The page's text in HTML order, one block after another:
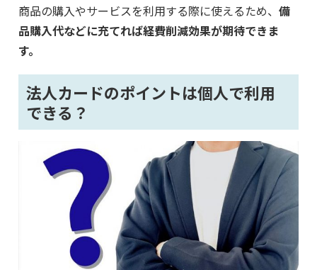
商品の購入やサービスを利用する際に使えるため、 備
品購入代などに充てれば経費削減効果が期待できま
す。
法人カードのポイントは個人で利用
できる？